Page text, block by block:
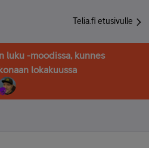
Telia.fi etusivulle
luku -moodissa, kunnes
lokakuussa